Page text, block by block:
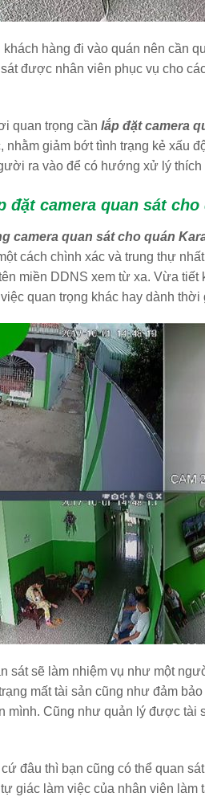
hàng đi vào quán nên cần
được nhân viên phục vụ cho
quan trọng cần lắp đặt camera
giảm bớt tình trạng kẻ xấu
ra vào để có hướng xử lý thích
camera quan sát cho
camera quan sát cho quán
cách chình xác và trung thự
miền DDNS xem từ xa. Vừa
quan trọng khác hay dành
sát sẽ làm nhiệm vụ như một
mất tài sản cũng như đảm
mình. Cũng như quản lý được tài
cứ đâu thì bạn cũng có thể quan
giác làm việc của nhân viên làm